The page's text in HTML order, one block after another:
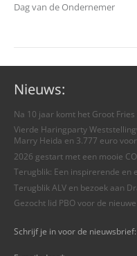
Dag van de Ondernemer
Nieuws:
Na 10 jaar komt het Groot
Vierde Haringparty
Marry Heida en 3.777 euro
2026 gestart met een mooie
Terugblik: Een inspirerende en
Terugblik ALV en bezoek aan
Gezocht lid PBO voor de
Schrijf je in voor de nieuwsbrief: